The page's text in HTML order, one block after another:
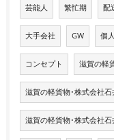
芸能人 繁忙期 配
大手会社 GW 個人
コンセプト 滋賀の軽
滋賀の軽貨物･株式会社石
滋賀の軽貨物･株式会社